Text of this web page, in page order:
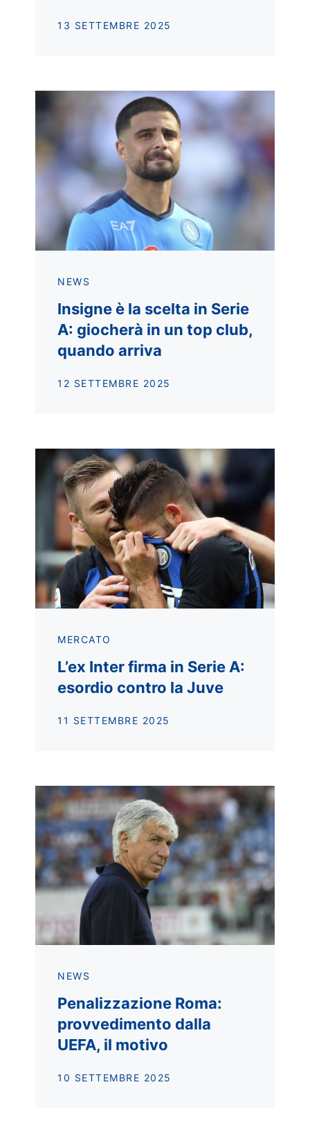
13 SETTEMBRE 2025
NEWS
Insigne è la scelta in Serie
A: giocherà in un top club,
quando arriva
12 SETTEMBRE 2025
MERCATO
L’ex Inter firma in Serie A:
esordio contro la Juve
11 SETTEMBRE 2025
NEWS
Penalizzazione Roma:
provvedimento dalla
UEFA, il motivo
10 SETTEMBRE 2025